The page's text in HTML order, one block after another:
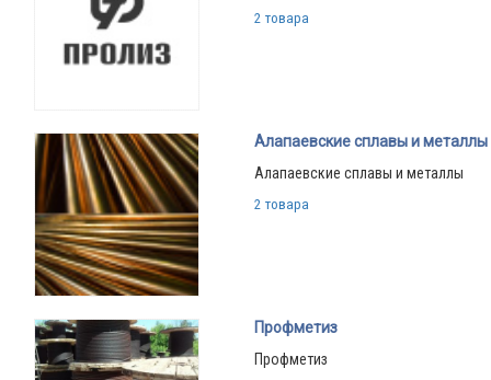
2 товара
Алапаевские сплавы и металлы
Алапаевские сплавы и металлы
2 товара
Профметиз
Профметиз